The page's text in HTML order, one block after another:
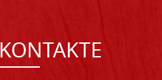
KONTAKTE